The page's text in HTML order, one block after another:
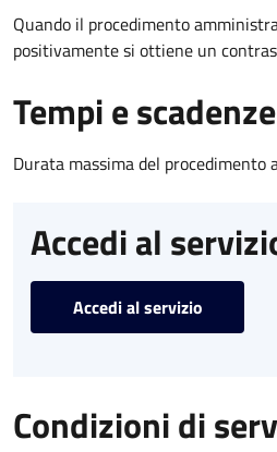
Quando il procedimento
positivamente si ottiene un
Tempi e scadenze
Durata massima del
Accedi al
Accedi al servizio
Condizioni di